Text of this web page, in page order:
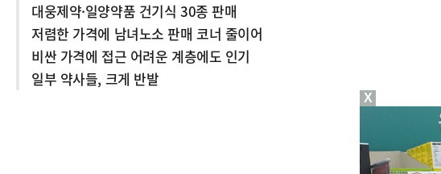
대웅제약·일양약품 건기식 30종 판매
저렴한 가격에 남녀노소 판매 코너 줄이어
비싼 가격에 접근 어려운 계층에도 인기
일부 약사들, 크게 반발
X